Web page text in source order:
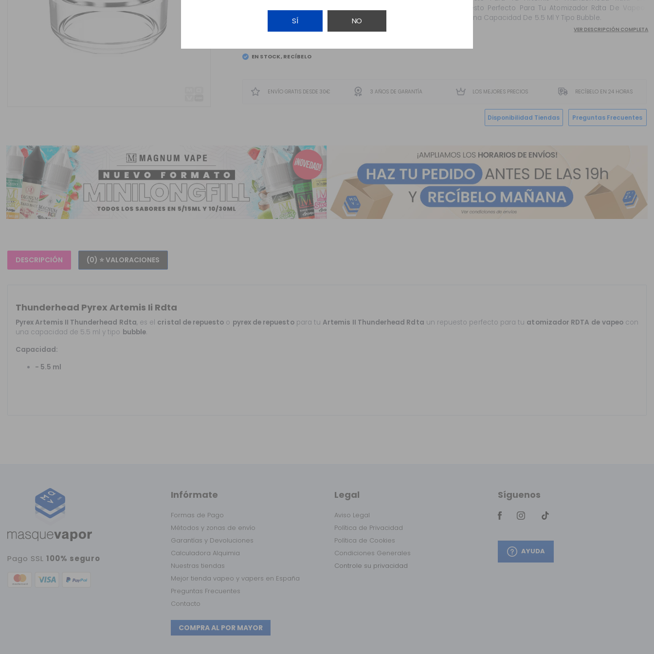
SÍ NO
EN STOCK, RECÍBELO
Repuesto Perfecto Para Tu Atomizador Rdta De Vapeo
Con Una Capacidad De 5.5 Ml Y Tipo Bubble.
VER DESCRIPCIÓN COMPLETA
ENVÍO GRATIS DESDE 30€ 3 AÑOS DE GARANTÍA LOS MEJORES PRECIOS RECÍBELO EN 24 HORAS
Disponibilidad Tiendas Preguntas Frecuentes
DESCRIPCIÓN (0) ⭐ VALORACIONES
Thunderhead Pyrex Artemis Ii Rdta
Pyrex Artemis II Thunderhead Rdta, es el cristal de repuesto o pyrex de repuestopara tuArtemis II Thunderhead Rdta un repuesto perfecto para tu atomizador RDTA de vapeocon
una capacidad de 5.5 ml y tipo bubble.
Capacidad:
- 5.5 ml
Pago SSL 100% seguro
Infórmate
Formas de Pago
Métodos y zonas de envío
Garantías y Devoluciones
Calculadora Alquimia
Nuestras tiendas
Mejor tienda vapeo y vapers en España
Preguntas Frecuentes
Contacto
COMPRA AL POR MAYOR
Legal
Aviso Legal
Política de Privacidad
Política de Cookies
Condiciones Generales
Controle su privacidad
Síguenos
AYUDA